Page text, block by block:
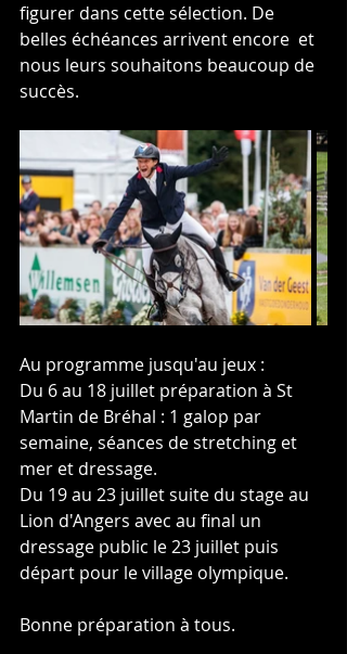
figurer dans cette sélection. De
belles échéances arrivent encore  et
nous leurs souhaitons beaucoup de
succès.
Au programme jusqu'au jeux :
Du 6 au 18 juillet préparation à St
Martin de Bréhal : 1 galop par
semaine, séances de stretching et
mer et dressage.
Du 19 au 23 juillet suite du stage au
Lion d'Angers avec au final un
dressage public le 23 juillet puis
départ pour le village olympique.
Bonne préparation à tous.